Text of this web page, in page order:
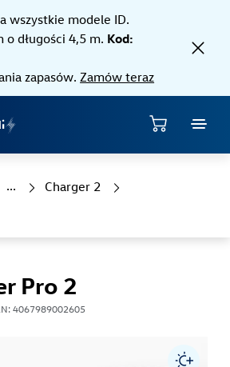
wszystkie modele ID.
o długości 4,5 m. Kod:
zapasów.Zamów teraz
SklepCharger 2
Pro 2
4067989002605